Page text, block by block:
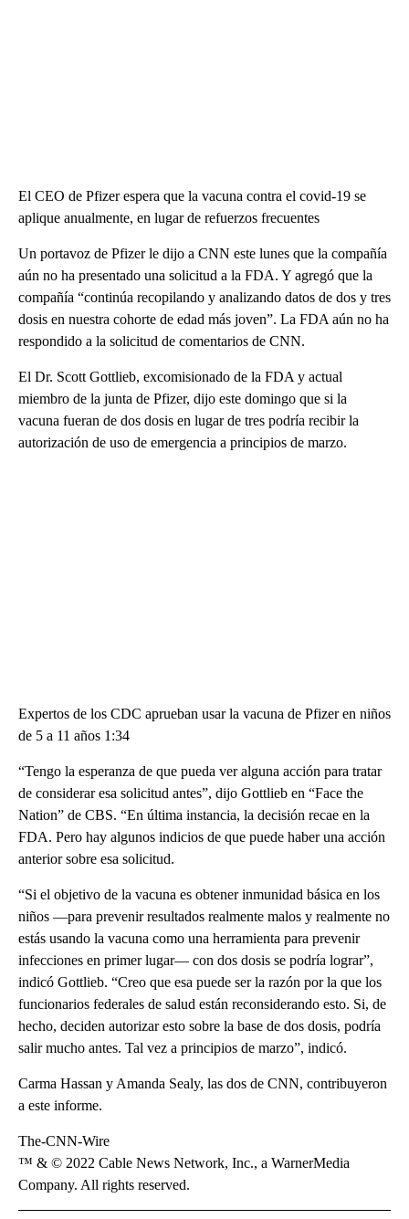
El CEO de Pfizer espera que la vacuna contra el covid-19 se
aplique anualmente, en lugar de refuerzos frecuentes
Un portavoz de Pfizer le dijo a CNN este lunes que la compañía
aún no ha presentado una solicitud a la FDA. Y agregó que la
compañía “continúa recopilando y analizando datos de dos y tres
dosis en nuestra cohorte de edad más joven”. La FDA aún no ha
respondido a la solicitud de comentarios de CNN.
El Dr. Scott Gottlieb, excomisionado de la FDA y actual
miembro de la junta de Pfizer, dijo este domingo que si la
vacuna fueran de dos dosis en lugar de tres podría recibir la
autorización de uso de emergencia a principios de marzo.
Expertos de los CDC aprueban usar la vacuna de Pfizer en niños
de 5 a 11 años 1:34
“Tengo la esperanza de que pueda ver alguna acción para tratar
de considerar esa solicitud antes”, dijo Gottlieb en “Face the
Nation” de CBS. “En última instancia, la decisión recae en la
FDA. Pero hay algunos indicios de que puede haber una acción
anterior sobre esa solicitud.
“Si el objetivo de la vacuna es obtener inmunidad básica en los
niños ––para prevenir resultados realmente malos y realmente no
estás usando la vacuna como una herramienta para prevenir
infecciones en primer lugar–– con dos dosis se podría lograr”,
indicó Gottlieb. “Creo que esa puede ser la razón por la que los
funcionarios federales de salud están reconsiderando esto. Si, de
hecho, deciden autorizar esto sobre la base de dos dosis, podría
salir mucho antes. Tal vez a principios de marzo”, indicó.
Carma Hassan y Amanda Sealy, las dos de CNN, contribuyeron
a este informe.
The-CNN-Wire
™ & © 2022 Cable News Network, Inc., a WarnerMedia
Company. All rights reserved.